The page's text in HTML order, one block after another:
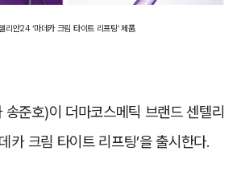
리안24 ‘마데카 크림 타이트 리프팅’ 제품.
준호)이 더마코스메틱 브랜드 센텔리
카 크림 타이트 리프팅’을 출시한다.